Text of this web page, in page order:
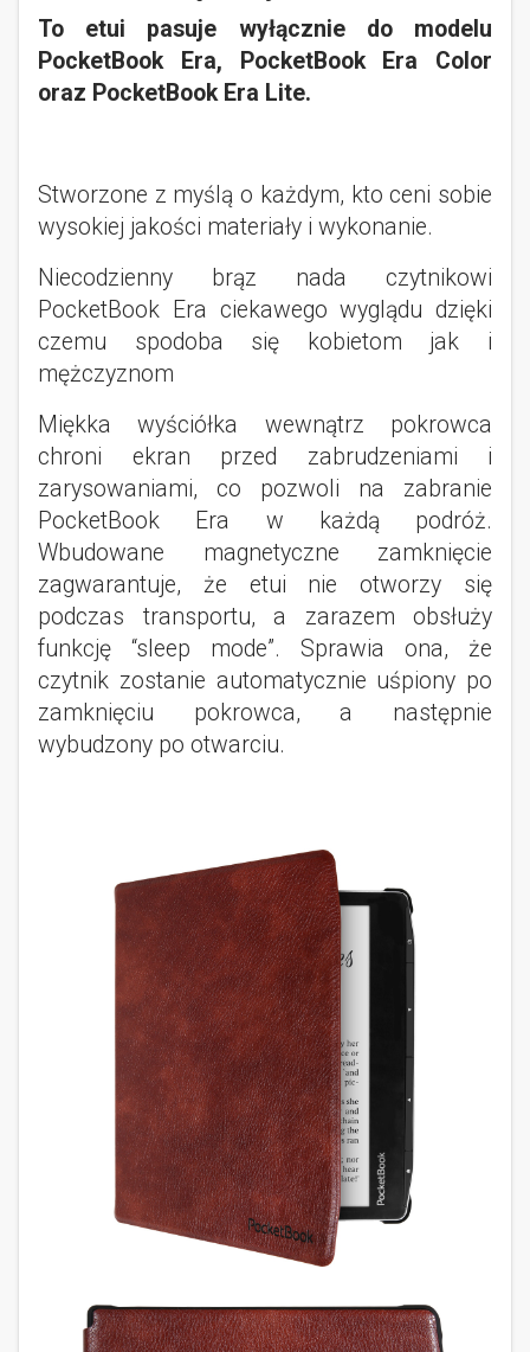
To etui pasuje wyłącznie do modelu
PocketBook Era, PocketBook Era Color
oraz PocketBook Era Lite.
Stworzone z myślą o każdym, kto ceni sobie
wysokiej jakości materiały i wykonanie.
Niecodzienny brąz nada czytnikowi
PocketBook Era ciekawego wyglądu dzięki
czemu spodoba się kobietom jak i
mężczyznom
Miękka wyściółka wewnątrz pokrowca
chroni ekran przed zabrudzeniami i
zarysowaniami, co pozwoli na zabranie
PocketBook Era w każdą podróż.
Wbudowane magnetyczne zamknięcie
zagwarantuje, że etui nie otworzy się
podczas transportu, a zarazem obsłuży
funkcję “sleep mode”. Sprawia ona, że
czytnik zostanie automatycznie uśpiony po
zamknięciu pokrowca, a następnie
wybudzony po otwarciu.